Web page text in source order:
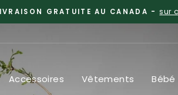
Accessoires Vêtements
GRATUITE AU CANADA - sur